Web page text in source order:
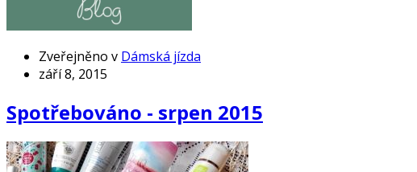
Zveřejněno v Dámská jízda
září 8, 2015
Spotřebováno - srpen 2015